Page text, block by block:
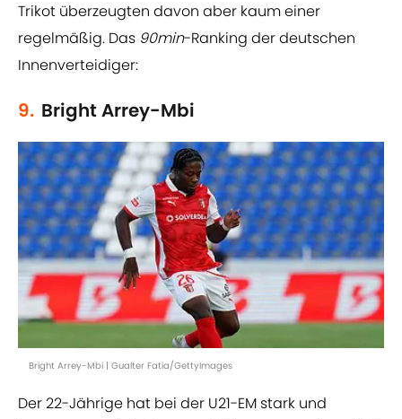
Trikot überzeugten davon aber kaum einer
regelmäßig. Das 90min-Ranking der deutschen
Innenverteidiger:
9. Bright Arrey-Mbi
Bright Arrey-Mbi | Gualter Fatia/GettyImages
Der 22-Jährige hat bei der U21-EM stark und